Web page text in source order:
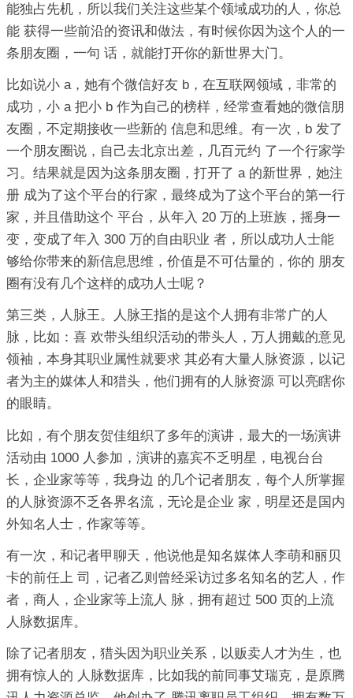
能独占先机，所以我们关注这些某个领域成功的人，你总
能 获得一些前沿的资讯和做法，有时候你因为这个人的一
条朋友圈，一句 话，就能打开你的新世界大门。
比如说小 a，她有个微信好友 b，在互联网领域，非常的
成功，小 a 把小 b 作为自己的榜样，经常查看她的微信朋
友圈，不定期接收一些新的 信息和思维。有一次，b 发了
一个朋友圈说，自己去北京出差，几百元约 了一个行家学
习。结果就是因为这条朋友圈，打开了 a 的新世界，她注
册 成为了这个平台的行家，最终成为了这个平台的第一行
家，并且借助这个 平台，从年入 20 万的上班族，摇身一
变，变成了年入 300 万的自由职业 者，所以成功人士能
够给你带来的新信息思维，价值是不可估量的，你的 朋友
圈有没有几个这样的成功人士呢？
第三类，人脉王。人脉王指的是这个人拥有非常广的人
脉，比如：喜 欢带头组织活动的带头人，万人拥戴的意见
领袖，本身其职业属性就要求 其必有大量人脉资源，以记
者为主的媒体人和猎头，他们拥有的人脉资源 可以亮瞎你
的眼睛。
比如，有个朋友贺佳组织了多年的演讲，最大的一场演讲
活动由 1000 人参加，演讲的嘉宾不乏明星，电视台台
长，企业家等等，我身边 的几个记者朋友，每个人所掌握
的人脉资源不乏各界名流，无论是企业 家，明星还是国内
外知名人士，作家等等。
有一次，和记者甲聊天，他说他是知名媒体人李萌和丽贝
卡的前任上 司，记者乙则曾经采访过多名知名的艺人，作
者，商人，企业家等上流人 脉，拥有超过 500 页的上流
人脉数据库。
除了记者朋友，猎头因为职业关系，以贩卖人才为生，也
拥有惊人的 人脉数据库，比如我的前同事艾瑞克，是原腾